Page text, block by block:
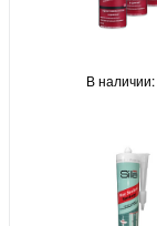
В наличии: